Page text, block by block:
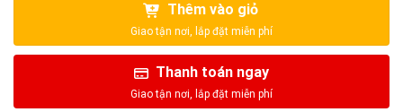
750.000₫.
là:
700.000₫.
Thêm vào giỏ
Thanh toán ngay